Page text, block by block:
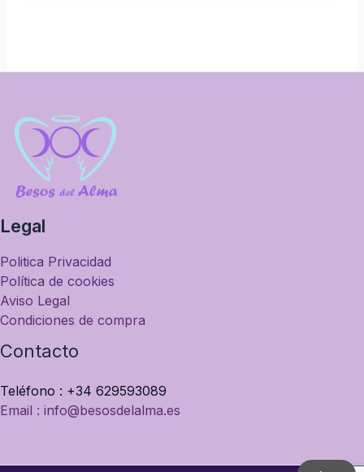
Legal
Politica Privacidad
Política de cookies
Aviso Legal
Condiciones de compra
Contacto
Teléfono : +34 629593089
Email : info@besosdelalma.es